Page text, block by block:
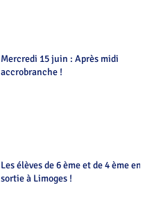
Mercredi 15 juin : Après midi
accrobranche !
Les élèves de 6 ème et de 4 ème en
sortie à Limoges !